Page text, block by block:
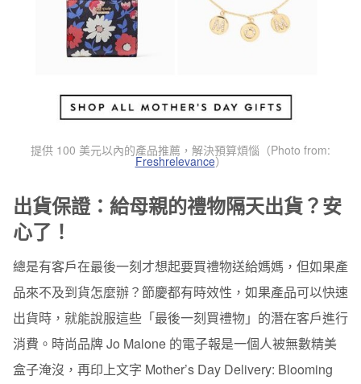
提供 100 美元以內的產品推薦，解決預算煩惱（Photo from:
Freshrelevance）
出貨保證：給母親的禮物隔天出貨？安
心了！
總是有客戶在最後一刻才想起要買禮物送給媽媽，但如果產
品來不及到貨怎麼辦？節慶都有時效性，如果產品可以快速
出貨時，就能說服這些「最後一刻買禮物」的潛在客戶進行
消費。時尚品牌 Jo Malone 的電子報是一個人被無數精美
盒子淹沒，再印上文字 Mother’s Day Delivery: Blooming